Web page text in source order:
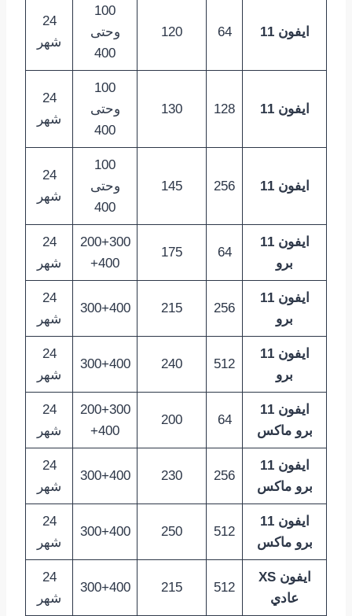
ايفون 11 64
120
100
وحتى
400
24
شهر
ايفون 11 128
130
100
وحتى
400
24
شهر
ايفون 11 256
145
100
وحتى
400
24
شهر
ايفون 11
برو
64
175
200+300
+400
24
شهر
ايفون 11
برو
256
215
300+400
24
شهر
ايفون 11
برو
512
240
300+400
24
شهر
ايفون 11
برو ماكس
64
200
200+300
+400
24
شهر
ايفون 11
برو ماكس
256
230
300+400
24
شهر
ايفون 11
برو ماكس
512
250
300+400
24
شهر
ايفون XS
عادي
512
215
300+400
24
شهر